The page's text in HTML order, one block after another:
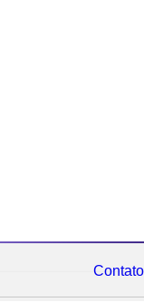
Contato